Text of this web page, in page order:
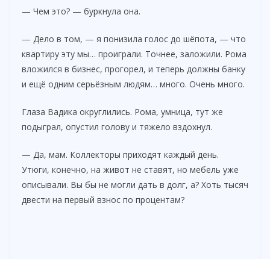
— Чем это? — буркнула она.
— Дело в том, — я понизила голос до шёпота, — что
квартиру эту мы… проиграли. Точнее, заложили. Рома
вложился в бизнес, прогорел, и теперь должны банку
и ещё одним серьёзным людям… много. Очень много.
Глаза Вадика округлились. Рома, умница, тут же
подыграл, опустил голову и тяжело вздохнул.
— Да, мам. Коллекторы приходят каждый день.
Утюги, конечно, на живот не ставят, но мебель уже
описывали. Вы бы не могли дать в долг, а? Хоть тысяч
двести на первый взнос по процентам?